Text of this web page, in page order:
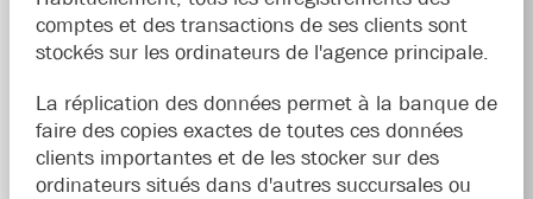
comptes et des transactions de ses clients sont
stockés sur les ordinateurs de l'agence principale.
La réplication des données permet à la banque de
faire des copies exactes de toutes ces données
clients importantes et de les stocker sur des
ordinateurs situés dans d'autres succursales ou